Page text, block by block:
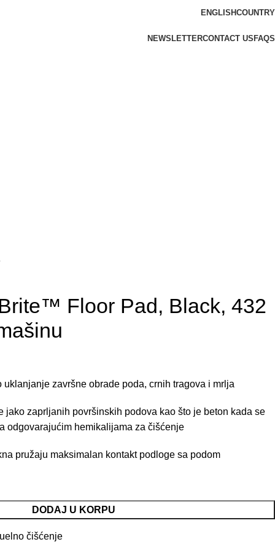
ENGLISHCOUNTRY
NEWSLETTERCONTACT US FAQS
Floor Pad, Black, 432
završne obrade poda, crnih tragova i mrlja
jako zaprljanih površinskih podova kao što je beton kada se
odgovarajućim hemikalijama za čišćenje
pružaju maksimalan kontakt podloge sa podom
DODAJ U KORPU
čišćenje